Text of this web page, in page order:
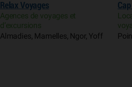
Relax Voyages
Agences de voyages et
d’excursions
Almadies, Mamelles, Ngor, Yoff